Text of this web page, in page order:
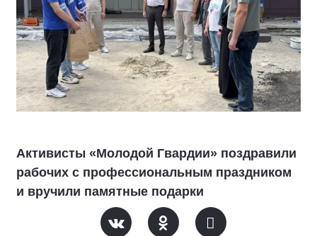
Активисты «Молодой Гвардии» поздравили
рабочих с профессиональным праздником
и вручили памятные подарки